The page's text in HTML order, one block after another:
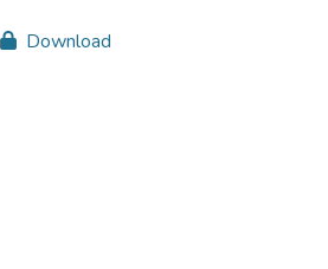
Download